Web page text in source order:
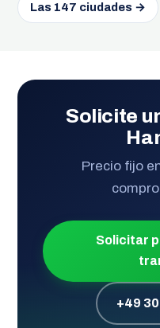
Las 147 ciudades →
Solicite
Precio fijo
Solicitar
+49